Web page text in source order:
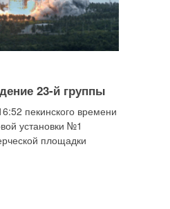
23-й группы
пекинского времени
установки №1
площадки